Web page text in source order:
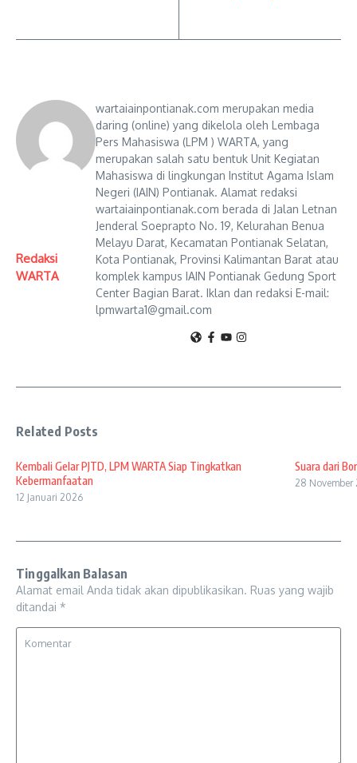
Redaksi
WARTA
wartaiainpontianak.com merupakan media
daring (online) yang dikelola oleh Lembaga
Pers Mahasiswa (LPM ) WARTA, yang
merupakan salah satu bentuk Unit Kegiatan
Mahasiswa di lingkungan Institut Agama Islam
Negeri (IAIN) Pontianak. Alamat redaksi
wartaiainpontianak.com berada di Jalan Letnan
Jenderal Soeprapto No. 19, Kelurahan Benua
Melayu Darat, Kecamatan Pontianak Selatan,
Kota Pontianak, Provinsi Kalimantan Barat atau
komplek kampus IAIN Pontianak Gedung Sport
Center Bagian Barat. Iklan dan redaksi E-mail:
lpmwarta1@gmail.com
Related Posts
Kembali Gelar PJTD, LPM WARTA Siap Tingkatkan
Kebermanfaatan
12 Januari 2026
Suara dari
28 November
Tinggalkan Balasan
Alamat email Anda tidak akan dipublikasikan. Ruas yang wajib
ditandai *